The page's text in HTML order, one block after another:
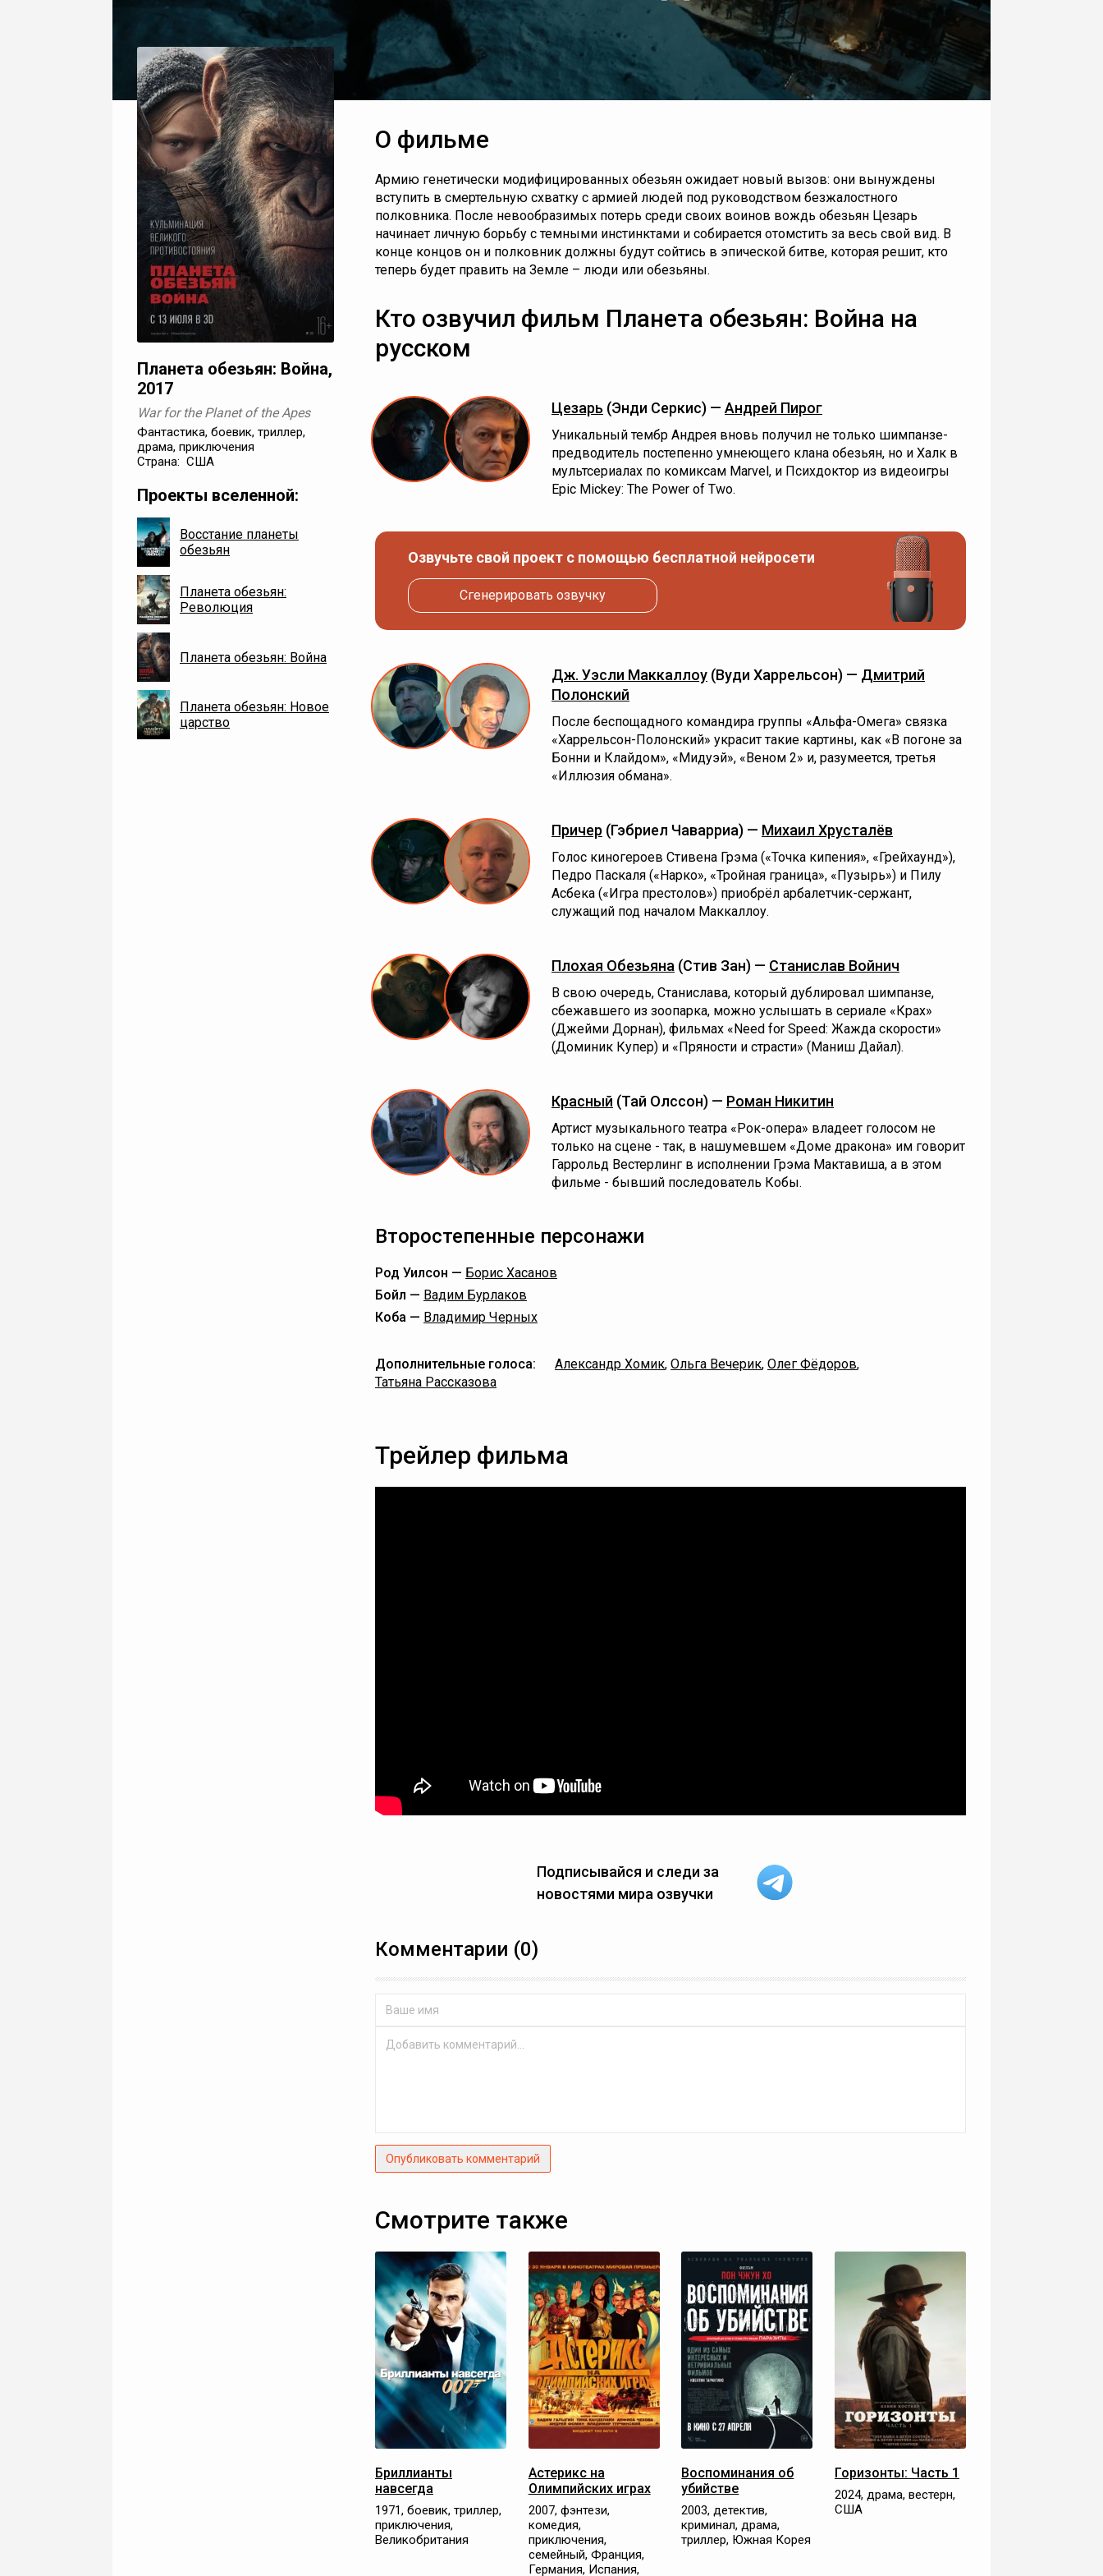
Планета обезьян: Война,
2017
War for the Planet of the Apes
Фантастика, боевик, триллер,
драма, приключения
Страна: США
Проекты вселенной:
Восстание планеты
обезьян
Планета обезьян:
Революция
Планета обезьян: Война
Планета обезьян: Новое
царство
О фильме
Армию генетически модифицированных обезьян ожидает новый вызов: они вынуждены
вступить в смертельную схватку с армией людей под руководством безжалостного
полковника. После невообразимых потерь среди своих воинов вождь обезьян Цезарь
начинает личную борьбу с темными инстинктами и собирается отомстить за весь свой вид. В
конце концов он и полковник должны будут сойтись в эпической битве, которая решит, кто
теперь будет править на Земле – люди или обезьяны.
Кто озвучил фильм Планета обезьян: Война на
русском
Цезарь (Энди Серкис) — Андрей Пирог
Уникальный тембр Андрея вновь получил не только шимпанзе-
предводитель постепенно умнеющего клана обезьян, но и Халк в
мультсериалах по комиксам Marvel, и Психдоктор из видеоигры
Epic Mickey: The Power of Two.
Озвучьте свой проект с помощью бесплатной нейросети
Сгенерировать озвучку
Дж. Уэсли Маккаллоу (Вуди Харрельсон) — Дмитрий
Полонский
После беспощадного командира группы «Альфа-Омега» связка
«Харрельсон-Полонский» украсит такие картины, как «В погоне за
Бонни и Клайдом», «Мидуэй», «Веном 2» и, разумеется, третья
«Иллюзия обмана».
Причер (Гэбриел Чаварриа) — Михаил Хрусталёв
Голос киногероев Стивена Грэма («Точка кипения», «Грейхаунд»),
Педро Паскаля («Нарко», «Тройная граница», «Пузырь») и Пилу
Асбека («Игра престолов») приобрёл арбалетчик-сержант,
служащий под началом Маккаллоу.
Плохая Обезьяна (Стив Зан) — Станислав Войнич
В свою очередь, Станислава, который дублировал шимпанзе,
сбежавшего из зоопарка, можно услышать в сериале «Крах»
(Джейми Дорнан), фильмах «Need for Speed: Жажда скорости»
(Доминик Купер) и «Пряности и страсти» (Маниш Дайал).
Красный (Тай Олссон) — Роман Никитин
Артист музыкального театра «Рок-опера» владеет голосом не
только на сцене - так, в нашумевшем «Доме дракона» им говорит
Гаррольд Вестерлинг в исполнении Грэма Мактавиша, а в этом
фильме - бывший последователь Кобы.
Второстепенные персонажи
Род Уилсон — Борис Хасанов
Бойл — Вадим Бурлаков
Коба — Владимир Черных
Дополнительные голоса: Александр Хомик, Ольга Вечерик, Олег Фёдоров,
Татьяна Рассказова
Трейлер фильма
Подписывайся и следи за
новостями мира озвучки
Комментарии (0)
Опубликовать комментарий
Смотрите также
Бриллианты
навсегда
1971, боевик, триллер,
приключения,
Великобритания
Астерикс на
Олимпийских играх
2007, фэнтези,
комедия,
приключения,
семейный, Франция,
Германия, Испания,
Воспоминания об
убийстве
2003, детектив,
криминал, драма,
триллер, Южная Корея
Горизонты: Часть 1
2024, драма, вестерн,
США